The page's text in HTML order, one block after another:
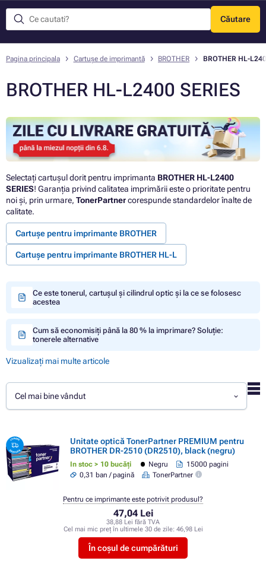
Căutare
Meniu
Pagina principala Cartușe de imprimantă BROTHER BROTHER HL-
BROTHER HL-L2400 SERIES
Selectați cartușul dorit pentru imprimanta BROTHER HL-L2400
SERIES! Garanția privind calitatea imprimării este o prioritate pentru
noi și, prin urmare, TonerPartnercorespunde standardelor înalte de
calitate.
Cartușe pentru imprimante BROTHER
Cartușe pentru imprimante BROTHER HL-L
Ce este tonerul, cartușul și cilindrul optic și la ce se folosesc
acestea
Cum să economisiți până la 80 % la imprimare? Soluție:
tonerele alternative
Vizualizați mai multe articole
Cel mai bine vândut
Unitate optică TonerPartner PREMIUM pentru
BROTHER DR-2510 (DR2510), black (negru)
In stoc > 10 bucăți Negru
15000 pagini
0,31 ban / pagină
TonerPartner
47,04 Lei
38,88 Lei fără TVA
Cel mai mic preț în ultimele 30 de zile: 46,98 Lei
În coșul de cumpărături
Pentru ce imprimante este potrivit produsul?